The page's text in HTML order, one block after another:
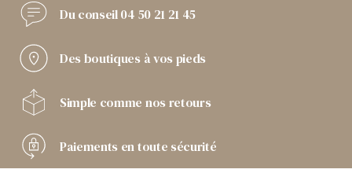
Du conseil04 50 21 21 45
Des boutiques à vos pieds
Simple comme nos retours
Paiements en toute sécurité